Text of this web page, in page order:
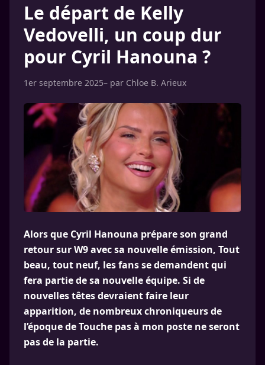
Le départ de Kelly
Vedovelli, un coup dur
pour Cyril Hanouna ?
1er septembre 2025– par Chloe B. Arieux
Alors que Cyril Hanouna prépare son grand
retour sur W9 avec sa nouvelle émission, Tout
beau, tout neuf, les fans se demandent qui
fera partie de sa nouvelle équipe. Si de
nouvelles têtes devraient faire leur
apparition, de nombreux chroniqueurs de
l’époque de Touche pas à mon poste ne seront
pas de la partie.